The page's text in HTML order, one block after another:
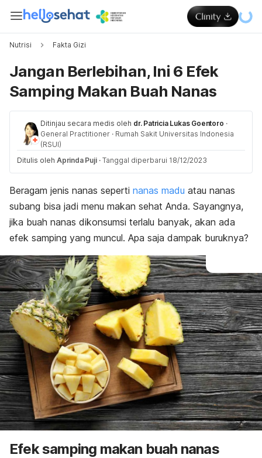
Nutrisi Fakta Gizi
Jangan Berlebihan, Ini 6 Efek
Samping Makan Buah Nanas
Ditinjau secara medis oleh dr. Patricia Lukas Goentoro ·
General Practitioner · Rumah Sakit Universitas Indonesia
(RSUI)
Ditulis oleh Aprinda Puji · Tanggal diperbarui 18/12/2023
Beragam jenis nanas seperti nanas madu atau nanas
subang bisa jadi menu makan sehat Anda. Sayangnya,
jika buah nanas dikonsumsi terlalu banyak, akan ada
efek samping yang muncul. Apa saja dampak buruknya?
Efek samping makan buah nanas